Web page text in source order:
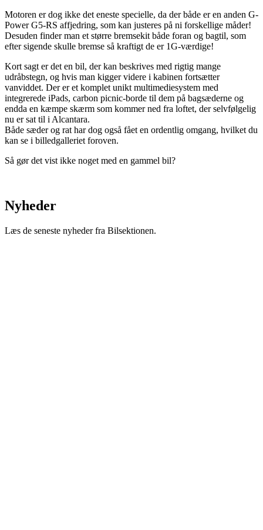
Motoren er dog ikke det eneste specielle, da der både er en anden G-
Power G5-RS affjedring, som kan justeres på ni forskellige måder!
Desuden finder man et større bremsekit både foran og bagtil, som
efter sigende skulle bremse så kraftigt de er 1G-værdige!
Kort sagt er det en bil, der kan beskrives med rigtig mange
udråbstegn, og hvis man kigger videre i kabinen fortsætter
vanviddet. Der er et komplet unikt multimediesystem med
integrerede iPads, carbon picnic-borde til dem på bagsæderne og
endda en kæmpe skærm som kommer ned fra loftet, der selvfølgelig
nu er sat til i Alcantara.
Både sæder og rat har dog også fået en ordentlig omgang, hvilket du
kan se i billedgalleriet foroven.
Så gør det vist ikke noget med en gammel bil?
Nyheder
Læs de seneste nyheder fra Bilsektionen.